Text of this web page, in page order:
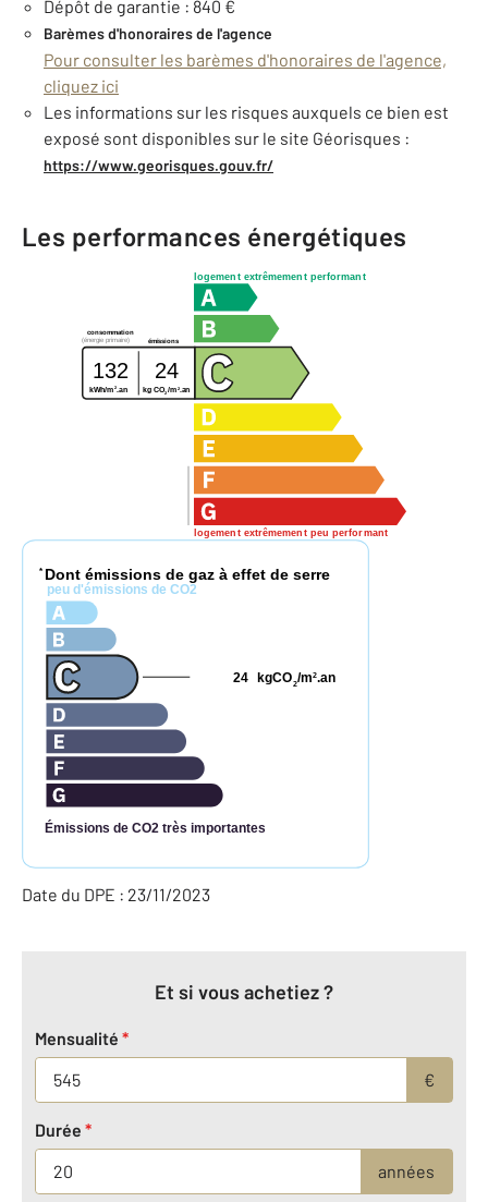
Dépôt de garantie : 840 €
Barèmes d'honoraires de l'agence
Pour consulter les barèmes d'honoraires de l'agence,
cliquez ici
Les informations sur les risques auxquels ce bien est
exposé sont disponibles sur le site Géorisques :
https://www.georisques.gouv.fr/
Les performances énergétiques
logement extrêmement performant
logement extrêmement peu performant
consommation
émissions
(énergie primaire)
132 24
kWh/m 2 .an kg CO2/m2.an
* Dont émissions de gaz à effet de serre
peu d'émissions de CO2
Émissions de CO2 très importantes
kgCO2/m2.an
24
Date du DPE : 23/11/2023
Et si vous achetiez ?
Mensualité *
€
Durée *
années